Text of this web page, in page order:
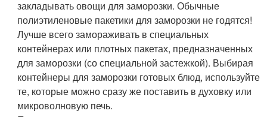
закладывать овощи для заморозки. Обычные
полиэтиленовые пакетики для заморозки не годятся!
Лучше всего замораживать в специальных
контейнерах или плотных пакетах, предназначенных
для заморозки (со специальной застежкой). Выбирая
контейнеры для заморозки готовых блюд, используйте
те, которые можно сразу же поставить в духовку или
микроволновую печь.